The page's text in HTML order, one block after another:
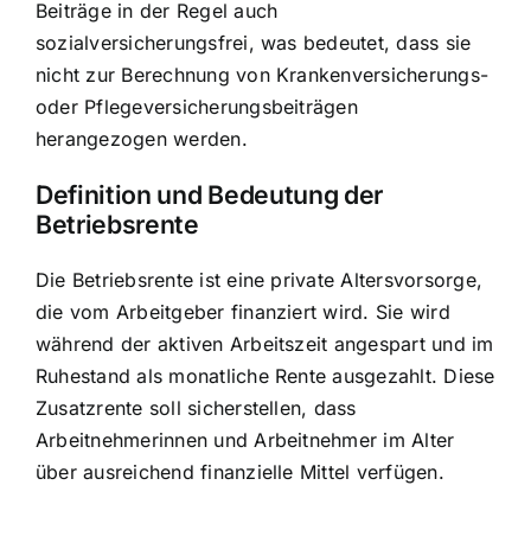
Beiträge in der Regel auch
sozialversicherungsfrei, was bedeutet, dass sie
nicht zur Berechnung von Krankenversicherungs-
oder Pflegeversicherungsbeiträgen
herangezogen werden.
Definition und Bedeutung der
Betriebsrente
Die Betriebsrente ist eine private Altersvorsorge,
die vom Arbeitgeber finanziert wird. Sie wird
während der aktiven Arbeitszeit angespart und im
Ruhestand als monatliche Rente ausgezahlt. Diese
Zusatzrente soll sicherstellen, dass
Arbeitnehmerinnen und Arbeitnehmer im Alter
über ausreichend finanzielle Mittel verfügen.